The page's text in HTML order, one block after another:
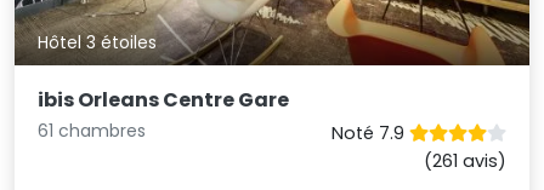
Hôtel 3 étoiles
ibis Orleans Centre Gare
61 chambres
Noté 7.9
(261 avis)